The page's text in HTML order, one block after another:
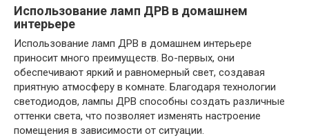
Использование ламп ДРВ в домашнем
интерьере
Использование ламп ДРВ в домашнем интерьере
приносит много преимуществ. Во-первых, они
обеспечивают яркий и равномерный свет, создавая
приятную атмосферу в комнате. Благодаря технологии
светодиодов, лампы ДРВ способны создать различные
оттенки света, что позволяет изменять настроение
помещения в зависимости от ситуации.